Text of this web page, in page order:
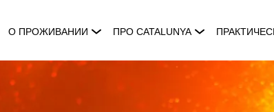
О ПРОЖИВАНИИ ПРО CATALUNYA